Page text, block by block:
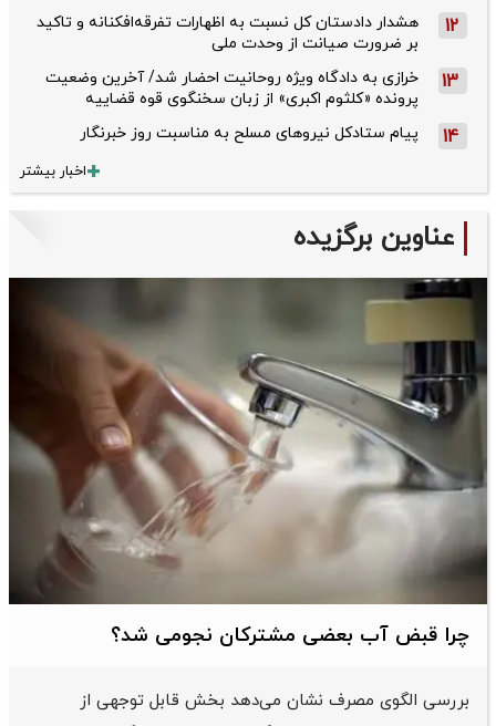
12
هشدار دادستان کل نسبت به اظهارات تفرقه‌افکنانه و تاکید
بر ضرورت صیانت از وحدت ملی
13
خرازی به دادگاه ویژه روحانیت احضار شد/ آخرین وضعیت
پرونده «کلثوم اکبری» از زبان سخنگوی قوه قضاییه
14 پیام ستادکل نیروهای مسلح به مناسبت روز خبرنگار
اخبار بیشتر
عناوین برگزیده
چرا قبض آب بعضی مشترکان نجومی شد؟
بررسی الگوی مصرف نشان می‌دهد بخش قابل توجهی از